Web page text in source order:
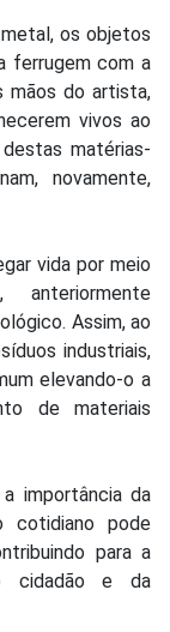
os objetos
ferrugem com a
mãos do artista,
vivos ao
matérias-
novamente,
vida por meio
Assim, ao
industriais,
elevando-o a
de materiais
importância da
pode
para a
cidadão e da